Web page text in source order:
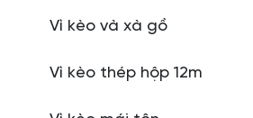
Vì kèo và xà gồ
Vì kèo thép hộp 12m